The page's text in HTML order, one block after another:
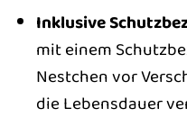
Inklusive
mit einem
Nestchen vor
die Lebensdauer